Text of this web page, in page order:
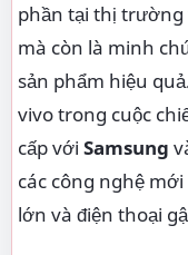
phần tại thị trường
mà còn là minh
sản phẩm hiệu
vivo trong cuộc
cấp với Samsung
các công nghệ
lớn và điện thoại